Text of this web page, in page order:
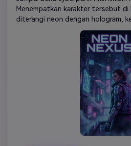
Menempatkan karakter tersebut
diterangi neon dengan hologram,
pantulan logam, dan pola sirkuit
Menggunakan skema warna biru
pink. Tambahkan jejak ringan,
atmosfer. Menonjolkan karakter
kuat dan elemen kostum yang
Meninggalkan ruang untuk judul
Desain sampul fiksi ilmiah yang